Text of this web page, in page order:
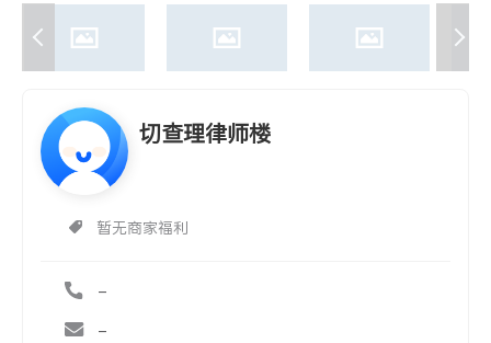
切查理律师楼
暂无商家福利
-
-